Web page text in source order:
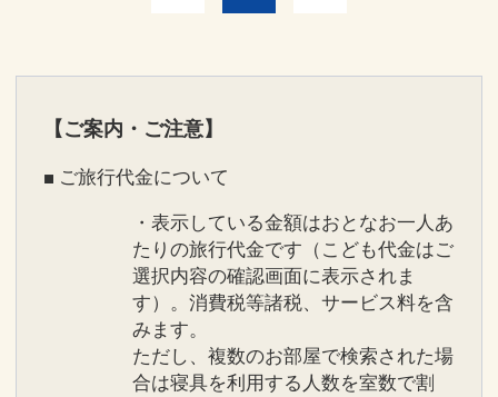
分
り、約25分
設定期間：2026年4月1日～2026年11月
インターネットコース番号：DP-1-
17206777
サプライズのあるデザインといっしょ
でなく、心に響く時間をご堪能くださ
い。
【大浴場：犬山温泉 白帝の湯】
「白帝の湯」は 犬山唯一の天然温泉。
無臭できれいに澄み切った、PH約 8.5の
アルカリ性単純温泉。
ほっと一息のくつろぎ時間に木曽川をモ
チーフにしたアートタイルや、犬山の空
気に触れる露天風呂で、新しい発見に満
【ご案内・ご注意】
■ ご旅行代金について
・表示している金額はおとなお一人あ
たりの旅行代金です（こども代金はご
選択内容の確認画面に表示されま
す）。消費税等諸税、サービス料を含
みます。
ただし、複数のお部屋で検索された場
合は寝具を利用する人数を室数で割